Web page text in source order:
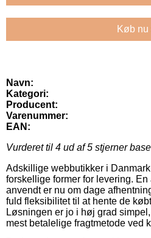
Køb nu
Navn:
Kategori:
Producent:
Varenummer:
EAN:
Vurderet til 4 ud af 5 stjerner
Adskillige webbutikker i
forskellige former for levering. En
anvendt er nu om dage
fuld fleksibilitet til at hente de
Løsningen er jo i høj grad
mest betalelige fragtmetode ved